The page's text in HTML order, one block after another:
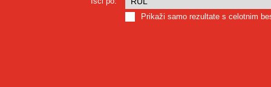
Prikaži samo rezultate s celotnim